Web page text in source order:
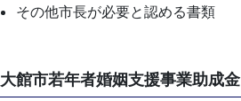
その他市長が必要と認める書類
大館市若年者婚姻支援事業助成金